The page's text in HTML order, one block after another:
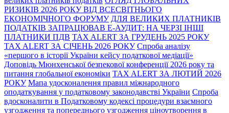
РИЗИКІВ 2026 РОКУ ВІД ВСЕСВІТНЬОГО
ЕКОНОМІЧНОГО ФОРУМУ ДЛЯ ВЕЛИКИХ ПЛАТНИКІВ
ПОДАТКІВ ЗАПРАЦЮВАВ Е-АУДИТ: НА ЧЕРЗІ ІНШІ
ПЛАТНИКИ ПДВ TAX ALERT ЗА ГРУДЕНЬ 2025 РОКУ
TAX ALERT ЗА СІЧЕНЬ 2026 РОКУ Спроба аналізу
«першого в історії України кейсу податкової медіації»
Доповідь Мюнхенської безпекової конференції 2026 року та
питання глобальної економіки TAX ALERT ЗА ЛЮТИЙ 2026
РОКУ Мапа удосконалення правил міжнародного
оподаткування у податковому законодавстві України Спроба
вдосконалити в Податковому кодексі процедури взаємного
узгодження та попереднього узгодження ціноутворення в